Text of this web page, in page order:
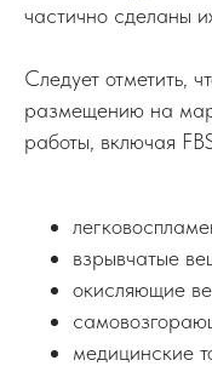
частично сделаны
Следует отметить,
размещению на
работы, включая
взрывчатые
окисляющие
медицинские